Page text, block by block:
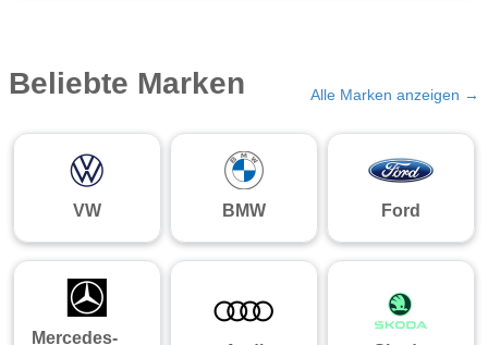
Beliebte Marken Alle Marken anzeigen →
VW BMW Ford
Mercedes-